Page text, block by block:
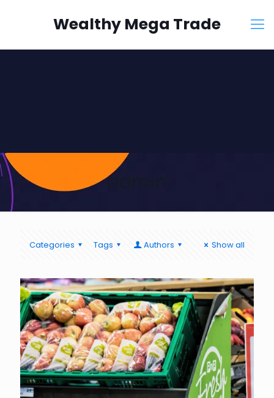
Wealthy Mega Trade
admin
Categories Tags Authors Show all